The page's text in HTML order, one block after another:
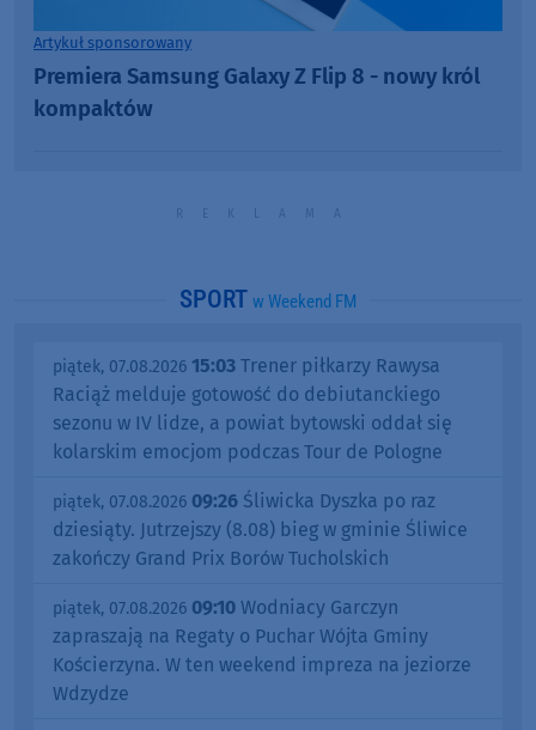
Artykuł sponsorowany
Premiera Samsung Galaxy Z Flip 8 - nowy król
kompaktów
SPORT w Weekend FM
piątek, 07.08.2026 15:03 Trener piłkarzy Rawysa
Raciąż melduje gotowość do debiutanckiego
sezonu w IV lidze, a powiat bytowski oddał się
kolarskim emocjom podczas Tour de Pologne
piątek, 07.08.2026 09:26 Śliwicka Dyszka po raz
dziesiąty. Jutrzejszy (8.08) bieg w gminie Śliwice
zakończy Grand Prix Borów Tucholskich
piątek, 07.08.2026 09:10 Wodniacy Garczyn
zapraszają na Regaty o Puchar Wójta Gminy
Kościerzyna. W ten weekend impreza na jeziorze
Wdzydze